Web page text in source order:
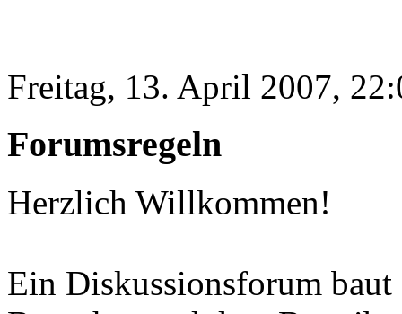
Freitag, 13. April 2007,
Forumsregeln
Herzlich Willkommen!
Ein Diskussionsforum baut